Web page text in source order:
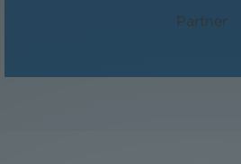
Partner